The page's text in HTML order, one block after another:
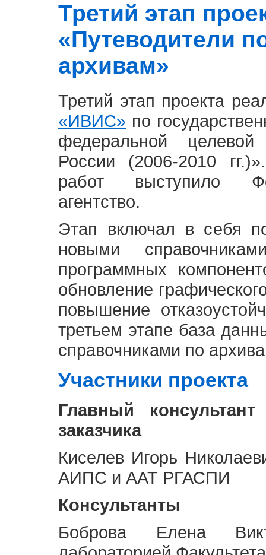
Третий этап
«Путеводители
архивам»
Третий этап проекта
«ИВИС» по
федеральной
России (2006-2010
работ выступило
агентство.
Этап включал в себя
новыми
программных
обновление
повышение
третьем этапе база
справочниками по
Участники проекта
Главный
заказчика
Киселев Игорь
АИПС и ААТ РГАСПИ
Консультанты
Боброва Елена